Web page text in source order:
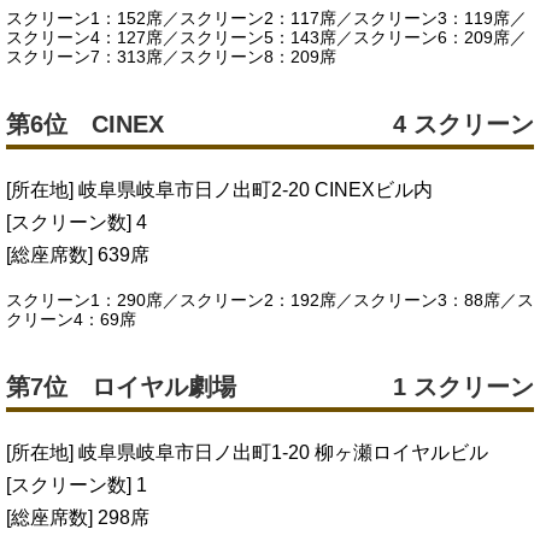
スクリーン1：152席／スクリーン2：117席／スクリーン3：119席／
スクリーン4：127席／スクリーン5：143席／スクリーン6：209席／
スクリーン7：313席／スクリーン8：209席
第6位 CINEX 4 スクリーン
[所在地] 岐阜県岐阜市日ノ出町2-20 CINEXビル内
[スクリーン数] 4
[総座席数] 639席
スクリーン1：290席／スクリーン2：192席／スクリーン3：88席／ス
クリーン4：69席
第7位 ロイヤル劇場 1 スクリーン
[所在地] 岐阜県岐阜市日ノ出町1-20 柳ヶ瀬ロイヤルビル
[スクリーン数] 1
[総座席数] 298席